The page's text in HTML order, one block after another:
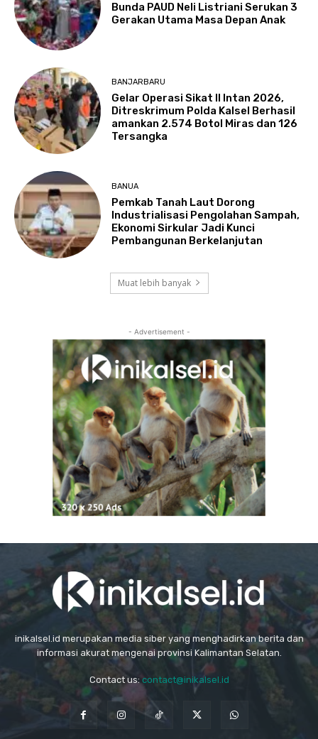
Bunda PAUD Neli Listriani Serukan 3
Gerakan Utama Masa Depan Anak
BANJARBARU
Gelar Operasi Sikat II Intan 2026,
Ditreskrimum Polda Kalsel Berhasil
amankan 2.574 Botol Miras dan 126
Tersangka
BANUA
Pemkab Tanah Laut Dorong
Industrialisasi Pengolahan Sampah,
Ekonomi Sirkular Jadi Kunci
Pembangunan Berkelanjutan
Muat lebih banyak
- Advertisement -
inikalsel.id merupakan media siber yang menghadirkan berita dan
informasi akurat mengenai provinsi Kalimantan Selatan.
Contact us:contact@inikalsel.id